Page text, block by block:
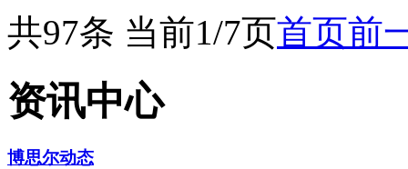
共97条 当前1/7页首页前
资讯中心
博思尔动态